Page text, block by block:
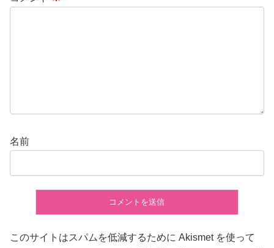
名前
このサイトはスパムを低減するために Akismet を使って